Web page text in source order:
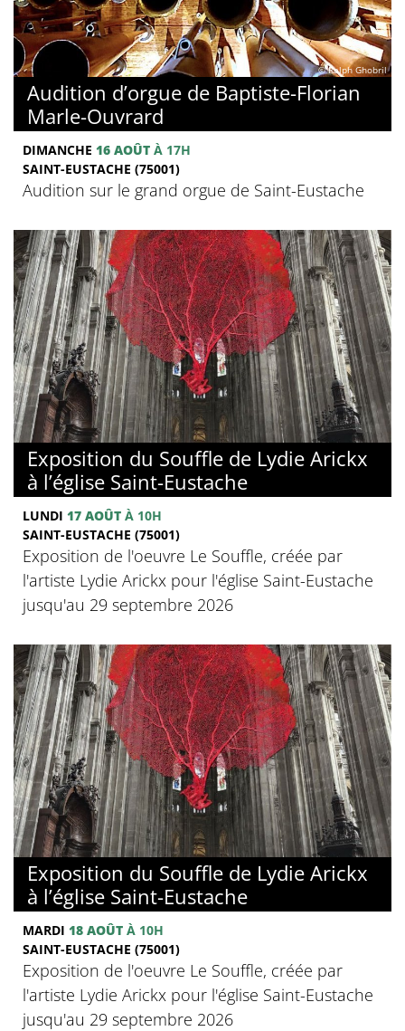
© Ralph Ghobril
Audition d’orgue de Baptiste-Florian
Marle-Ouvrard
DIMANCHE 16 AOÛT À 17H
SAINT-EUSTACHE (75001)
Audition sur le grand orgue de Saint-Eustache
Exposition du Souffle de Lydie Arickx
à l’église Saint-Eustache
LUNDI 17 AOÛT À 10H
SAINT-EUSTACHE (75001)
Exposition de l'oeuvre Le Souffle, créée par
l'artiste Lydie Arickx pour l'église Saint-Eustache
jusqu'au 29 septembre 2026
Exposition du Souffle de Lydie Arickx
à l’église Saint-Eustache
MARDI 18 AOÛT À 10H
SAINT-EUSTACHE (75001)
Exposition de l'oeuvre Le Souffle, créée par
l'artiste Lydie Arickx pour l'église Saint-Eustache
jusqu'au 29 septembre 2026